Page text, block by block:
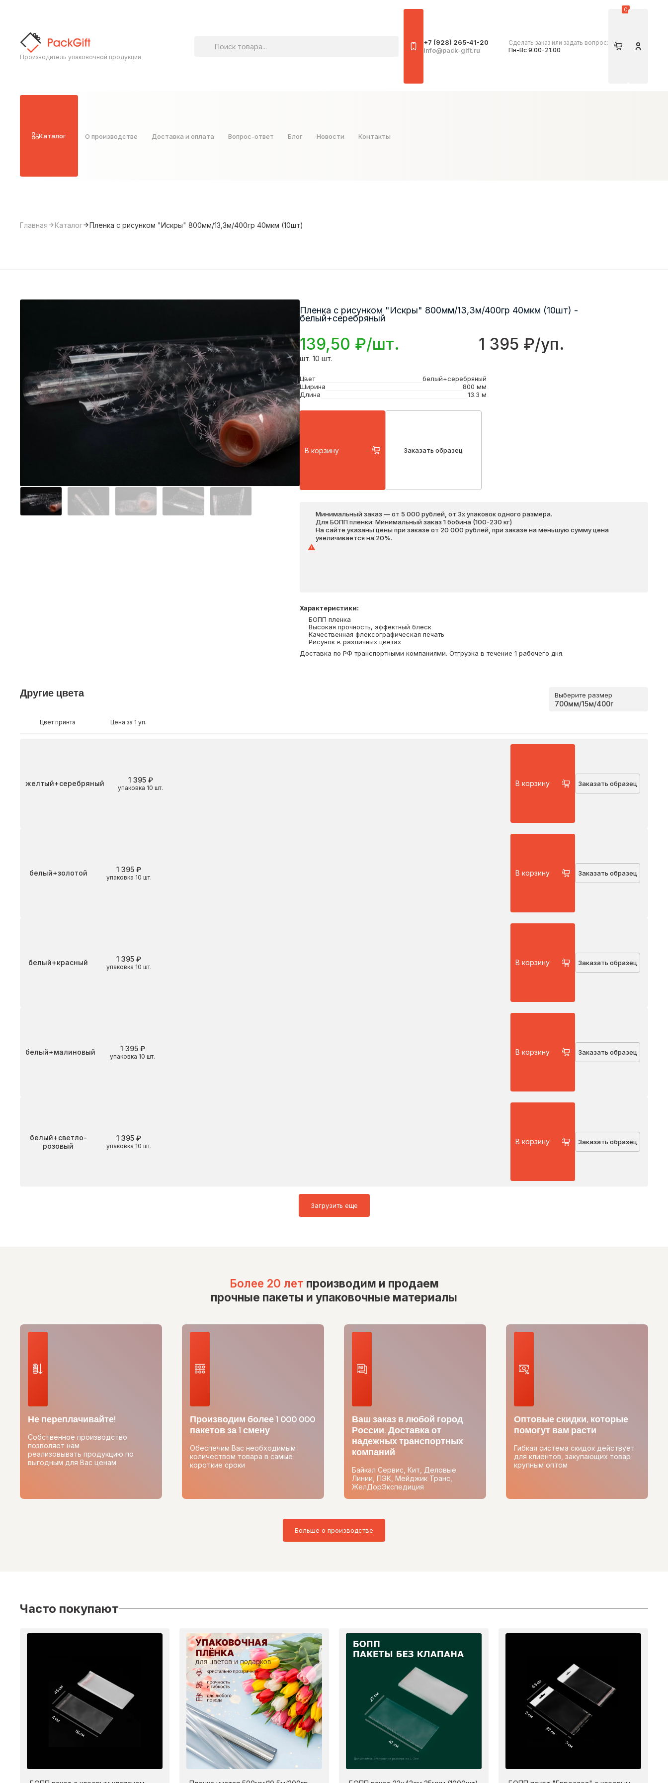
Производитель упаковочной продукции
+7 (928) 265-41-20
info@pack-gift.ru
Сделать заказ или задать вопрос:
Пн-Вс 9:00-21:00
Корзина
0
Личный
Каталог О производстве Доставка и оплата Вопрос-ответ Блог Новости Контакты
Главная Каталог Пленка с рисунком "Искры" 800мм/13,3м/400гр 40мкм (10шт)
Пленка с рисунком "Искры" 800мм/13,3м/400гр 40мкм (10шт) -
белый+серебряный
139,50 ₽/шт. 1 395 ₽/уп.
шт. 10 шт.
Цвет
белый+серебряный
Ширина
800 мм
Длина
13.3 м
В корзину Заказать образец
Минимальный заказ — от 5 000 рублей, от 3х упаковок одного размера.
Для БОПП пленки: Минимальный заказ 1 бобина (100-230 кг)
На сайте указаны цены при заказе от 20 000 рублей, при заказе на меньшую сумму цена
увеличивается на 20%.
Характеристики:
БОПП пленка
Высокая прочность, эффектный блеск
Качественная флексографическая печать
Рисунок в различных цветах
Доставка по РФ транспортными компаниями. Отгрузка в течение 1 рабочего дня.
Другие цвета Выберите размер
Цвет принта Цена за 1 уп.
Цвет
желтый+серебряный упаковка 10 шт.
1 395 ₽ В корзину Заказать образец
Цвет
белый+золотой упаковка 10 шт.
1 395 ₽ В корзину Заказать образец
Цвет
белый+красный упаковка 10 шт.
1 395 ₽ В корзину Заказать образец
Цвет
белый+малиновый упаковка 10 шт.
1 395 ₽ В корзину Заказать образец
Цвет
белый+светло-
розовый
упаковка 10 шт.
1 395 ₽ В корзину Заказать образец
Загрузить еще
Более 20 лет производим и продаем
прочные пакеты и упаковочные материалы
Не переплачивайте!
Собственное производство
позволяет нам
реализовывать продукцию по
выгодным для Вас ценам
Производим более 1 000 000
пакетов за 1 смену
Обеспечим Вас необходимым
количеством товара в самые
короткие сроки
Ваш заказ в любой город
России. Доставка от
надежных транспортных
компаний
Байкал Сервис, Кит, Деловые
Линии, ПЭК, Мейджик Транс,
ЖелДорЭкспедиция
Оптовые скидки, которые
помогут вам расти
Гибкая система скидок действует
для клиентов, закупающих товар
крупным оптом
Больше о производстве
Часто покупают
45 см
4 см
58 см
22 см
42 см
6.5 см
23 см
3 см
3 см